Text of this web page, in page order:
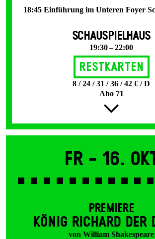
18:45 Einführung im Unteren Foyer
SCHAUSPIELHAUS
19:30 – 22:00
Restkarten
8 / 24 / 31 / 36 / 42 € / D
Abo 71
Fr - 16.
PREMIERE
KÖNIG RICHARD DER
von William Shakespeare